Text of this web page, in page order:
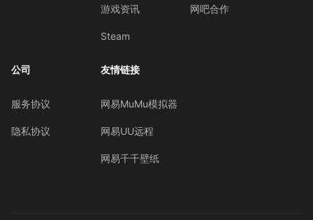
游戏资讯
Steam
网吧合作
公司
服务协议
隐私协议
友情链接
网易MuMu模拟器
网易UU远程
网易千千壁纸